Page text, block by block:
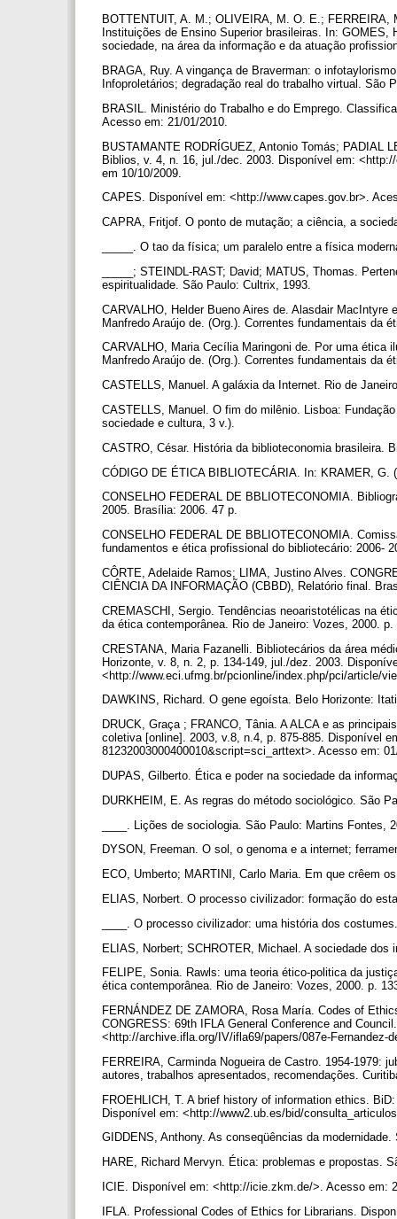
BOTTENTUIT, A. M.; OLIVEIRA, M. O. E.;
Instituições de Ensino Superior brasileiras. In:
sociedade, na área da informação e da atuação
BRAGA, Ruy. A vingança de Braverman: o
Infoproletários; degradação real do trabalho virtual. São
BRASIL. Ministério do Trabalho e do Emprego.
Acesso em: 21/01/2010.
BUSTAMANTE RODRÍGUEZ, Antonio Tomás; PADIAL
Biblios, v. 4, n. 16, jul./dec. 2003. Disponível em:
em 10/10/2009.
CAPES. Disponível em: <http://www.capes.gov.br>.
CAPRA, Fritjof. O ponto de mutação; a ciência, a
_____. O tao da física; um paralelo entre a física
_____; STEINDL-RAST; David; MATUS, Thomas.
espiritualidade. São Paulo: Cultrix, 1993.
CARVALHO, Helder Bueno Aires de. Alasdair
Manfredo Araújo de. (Org.). Correntes fundamentais da
CARVALHO, Maria Cecília Maringoni de. Por uma
Manfredo Araújo de. (Org.). Correntes fundamentais da
CASTELLS, Manuel. A galáxia da Internet. Rio de
CASTELLS, Manuel. O fim do milênio. Lisboa:
sociedade e cultura, 3 v.).
CASTRO, César. História da biblioteconomia brasileira.
CÓDIGO DE ÉTICA BIBLIOTECÁRIA. In: KRAMER,
CONSELHO FEDERAL DE BBLIOTECONOMIA.
2005. Brasília: 2006. 47 p.
CONSELHO FEDERAL DE BBLIOTECONOMIA.
fundamentos e ética profissional do bibliotecário: 2006-
CÔRTE, Adelaide Ramos; LIMA, Justino Alves.
CIÊNCIA DA INFORMAÇÃO (CBBD), Relatório final.
CREMASCHI, Sergio. Tendências neoaristotélicas na
da ética contemporânea. Rio de Janeiro: Vozes, 2000.
CRESTANA, Maria Fazanelli. Bibliotecários da área
Horizonte, v. 8, n. 2, p. 134-149, jul./dez. 2003.
<http://www.eci.ufmg.br/pcionline/index.php/pci/article/
DAWKINS, Richard. O gene egoísta. Belo Horizonte:
DRUCK, Graça ; FRANCO, Tânia. A ALCA e as
coletiva [online]. 2003, v.8, n.4, p. 875-885. Disponível
81232003000400010&script=sci_arttext>. Acesso em:
DUPAS, Gilberto. Ética e poder na sociedade da
DURKHEIM, E. As regras do método sociológico. São
____. Lições de sociologia. São Paulo: Martins Fontes,
DYSON, Freeman. O sol, o genoma e a internet;
ECO, Umberto; MARTINI, Carlo Maria. Em que crêem
ELIAS, Norbert. O processo civilizador: formação do
____. O processo civilizador: uma história dos
ELIAS, Norbert; SCHROTER, Michael. A sociedade
FELIPE, Sonia. Rawls: uma teoria ético-politica da
ética contemporânea. Rio de Janeiro: Vozes, 2000. p.
FERNÁNDEZ DE ZAMORA, Rosa María. Codes of
CONGRESS: 69th IFLA General Conference and
<http://archive.ifla.org/IV/ifla69/papers/087e-
FERREIRA, Carminda Nogueira de Castro. 1954-1979:
autores, trabalhos apresentados, recomendações.
FROEHLICH, T. A brief history of information ethics.
Disponível em: <http://www2.ub.es/bid/
GIDDENS, Anthony. As conseqüências da
HARE, Richard Mervyn. Ética: problemas e propostas.
ICIE. Disponível em: <http://icie.zkm.de/>. Acesso em:
IFLA. Professional Codes of Ethics for Librarians.